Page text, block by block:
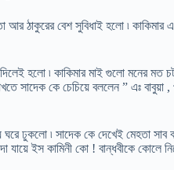
ঠাকুরের বেশ সুবিধাই হলো ৷ কাকিমার
হলো ৷ কাকিমার মাই গুলো মনের মত
সাদেক কে চেচিয়ে বললেন ” এঃ বাবুয়া
ঢুকলো ৷ সাদেক কে দেখেই মেহতা সাব
ইস কামিনী কো ! বান্ধবীকে কোলে